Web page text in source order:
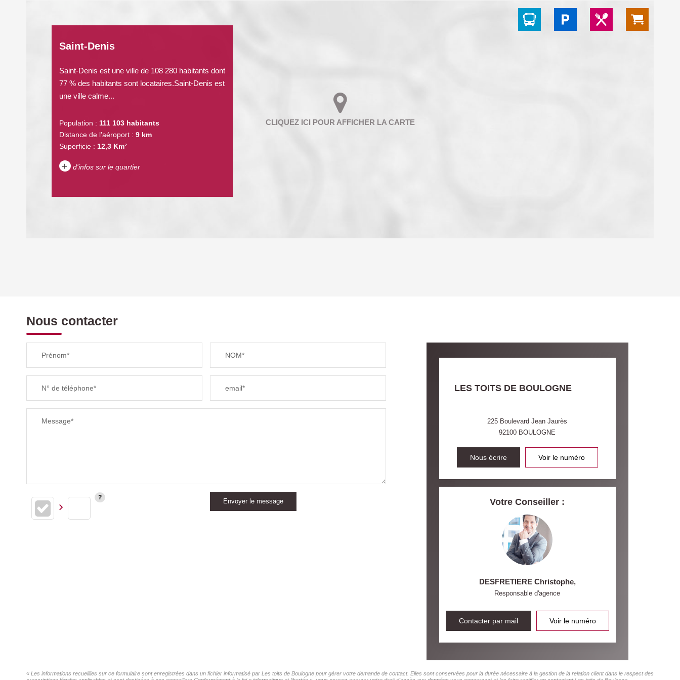
Saint-Denis
Saint-Denis est une ville de 108 280 habitants dont
77 % des habitants sont locataires.Saint-Denis est
une ville calme...
Population : 111 103 habitants
Distance de l'aéroport : 9 km
Superficie : 12,3 Km²
+ d'infos sur le quartier
TAXE FONCIÈRE
RESTAURANTS ET CAFÉS COMMERCES
Nous contacter
Prénom* NOM*
N° de téléphone* email*
Message*
Envoyer le message
LES TOITS DE BOULOGNE
225 Boulevard Jean Jaurès
92100 BOULOGNE
Nous écrire Voir le numéro
Votre Conseiller :
DESFRETIERE Christophe,
Responsable d'agence
Contacter par mail Voir le numéro
« Les informations recueillies sur ce formulaire sont enregistrées dans un fichier informatisé par Les toits de Boulogne pour gérer votre demande de contact. Elles sont conservées pour la durée nécessaire à la gestion de la relation client dans le respect des